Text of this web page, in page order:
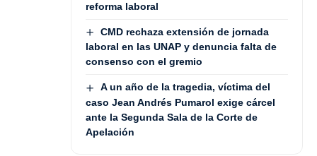
reforma laboral
CMD rechaza extensión de jornada
laboral en las UNAP y denuncia falta de
consenso con el gremio
A un año de la tragedia, víctima del
caso Jean Andrés Pumarol exige cárcel
ante la Segunda Sala de la Corte de
Apelación